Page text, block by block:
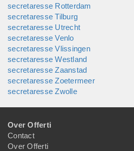
secretaresse Rotterdam
secretaresse Tilburg
secretaresse Utrecht
secretaresse Venlo
secretaresse Vlissingen
secretaresse Westland
secretaresse Zaanstad
secretaresse Zoetermeer
secretaresse Zwolle
Over Offerti
Contact
Over Offerti